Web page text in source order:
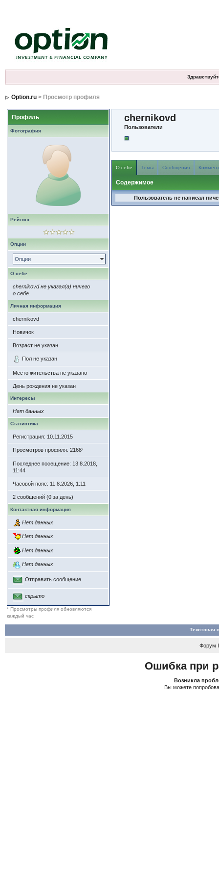
Option.ru> Просмотр профиля
Профиль
Фотография
Рейтинг
Опции
Опции
О себе
chernikovd не указал(а) ничего
о себе.
Личная информация
chernikovd
Новичок
Возраст не указан
Пол не указан
Место жительства не указано
День рождения не указан
Интересы
Нет данных
Статистика
Регистрация: 10.11.2015
Просмотров профиля: 2168*
Последнее посещение: 13.8.2018,
11:44
Часовой пояс: 11.8.2026, 1:11
2 сообщений (0 за день)
Контактная информация
Нет данных
Нет данных
Нет данных
Нет данных
Отправить сообщение
скрыто
* Просмотры профиля обновляются
каждый час
chernikovd
Пользователи
О себе Темы Сообщения
Содержимое
Пользователь не написал
Текстовая
Форум
Ошибка при
Возникла
Вы можете